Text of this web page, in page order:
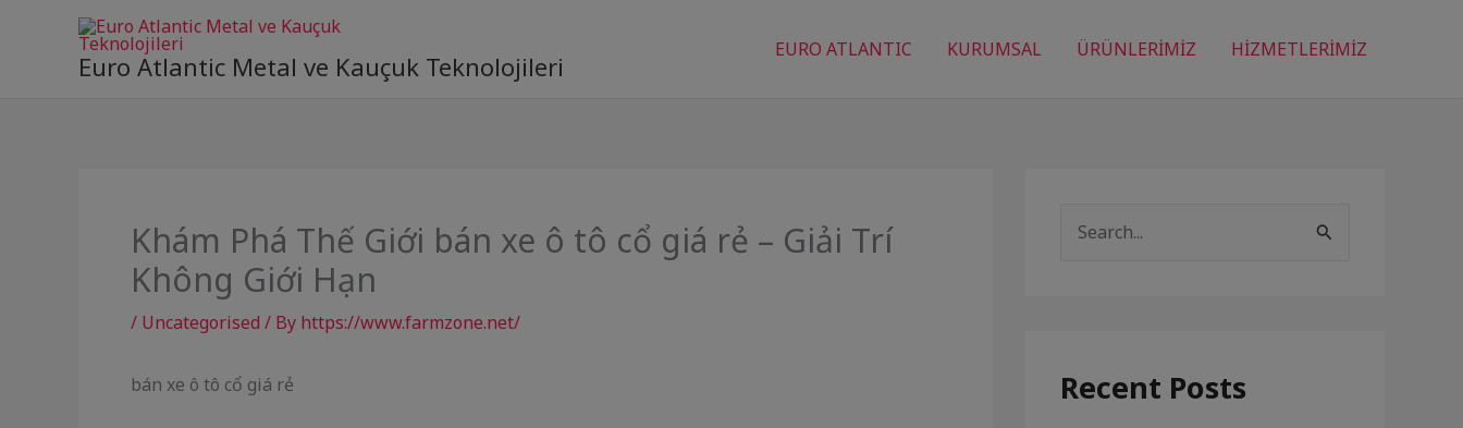
Euro Atlantic Metal ve Kauçuk Teknolojileri
EURO ATLANTIC KURUMSAL ÜRÜNLERİMİZ HİZMETLERİMİZ
Khám Phá Thế Giới bán xe ô tô cổ giá rẻ – Giải Trí
Không Giới Hạn
/ Uncategorised / By https://www.farmzone.net/
bán xe ô tô cổ giá rẻ
cRecent Posts